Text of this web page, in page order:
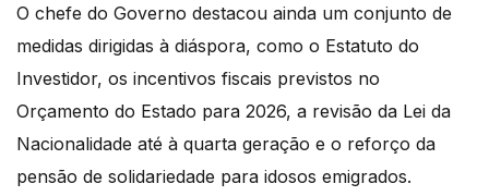
O chefe do Governo destacou ainda um conjunto de
medidas dirigidas à diáspora, como o Estatuto do
Investidor, os incentivos fiscais previstos no
Orçamento do Estado para 2026, a revisão da Lei da
Nacionalidade até à quarta geração e o reforço da
pensão de solidariedade para idosos emigrados.